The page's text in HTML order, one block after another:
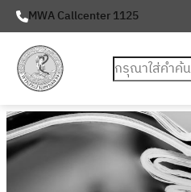
MWA Callcenter 1125
ค้นหา